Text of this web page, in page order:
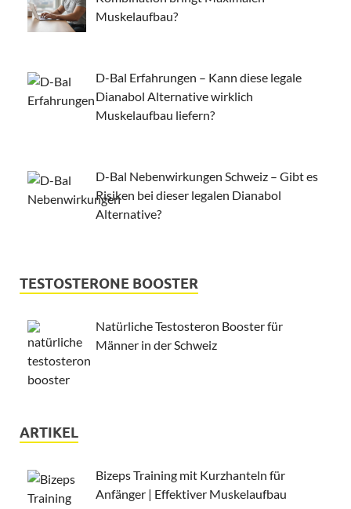
Muskelaufbau?
D-Bal Erfahrungen – Kann diese legale
Dianabol Alternative wirklich
Muskelaufbau liefern?
D-Bal Nebenwirkungen Schweiz – Gibt es
Risiken bei dieser legalen Dianabol
Alternative?
TESTOSTERONE BOOSTER
Natürliche Testosteron Booster für
Männer in der Schweiz
ARTIKEL
Bizeps Training mit Kurzhanteln für
Anfänger | Effektiver Muskelaufbau